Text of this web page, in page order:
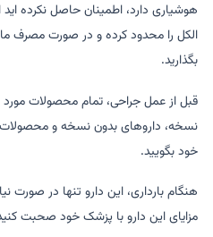
هوشیاری دارد، اطمینان حاصل نکرده
الکل را محدود کرده و در صورت مصرف
بگذارید.
قبل از عمل جراحی، تمام محصولات مورد
نسخه، داروهای بدون نسخه و محصولات
خود بگویید.
هنگام بارداری، این دارو تنها در
مزایای این دارو با پزشک خود صحبت